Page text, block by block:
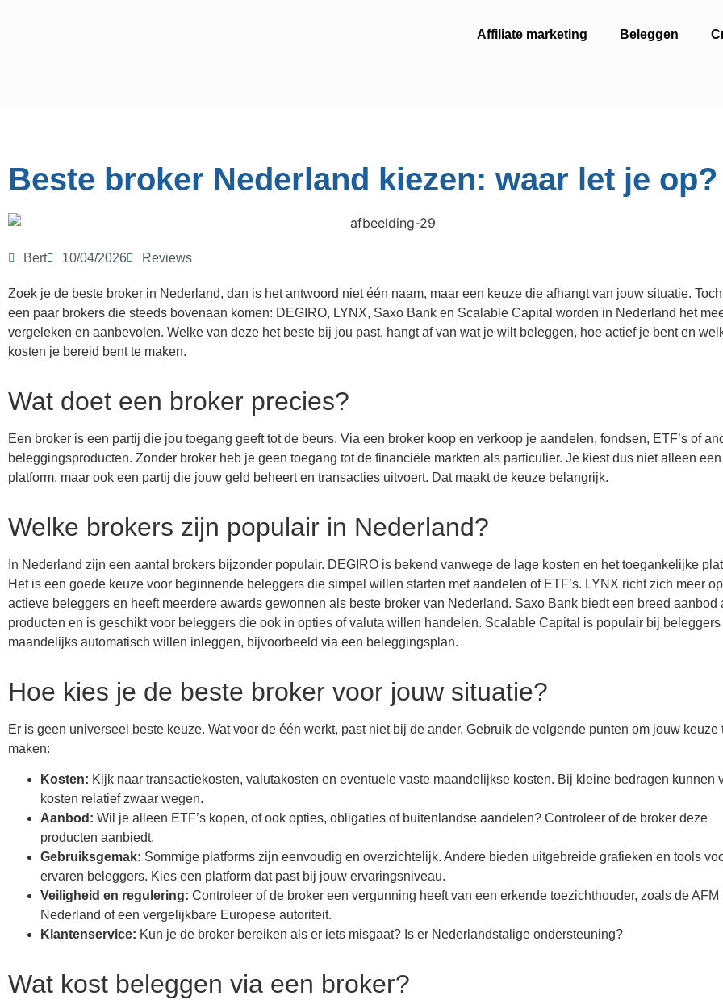
Affiliate marketing Beleggen
Beste broker Nederland kiezen: waar let je op?
Bert 10/04/2026 Reviews
Zoek je de beste broker in Nederland, dan is het antwoord niet één naam, maar een keuze die afhangt van jouw situatie.
een paar brokers die steeds bovenaan komen: DEGIRO, LYNX, Saxo Bank en Scalable Capital worden in Nederland het
vergeleken en aanbevolen. Welke van deze het beste bij jou past, hangt af van wat je wilt beleggen, hoe actief je bent en
kosten je bereid bent te maken.
Wat doet een broker precies?
Een broker is een partij die jou toegang geeft tot de beurs. Via een broker koop en verkoop je aandelen, fondsen, ETF’s of
beleggingsproducten. Zonder broker heb je geen toegang tot de financiële markten als particulier. Je kiest dus niet alleen
platform, maar ook een partij die jouw geld beheert en transacties uitvoert. Dat maakt de keuze belangrijk.
Welke brokers zijn populair in Nederland?
In Nederland zijn een aantal brokers bijzonder populair. DEGIRO is bekend vanwege de lage kosten en het toegankelijke
Het is een goede keuze voor beginnende beleggers die simpel willen starten met aandelen of ETF’s. LYNX richt zich meer op
actieve beleggers en heeft meerdere awards gewonnen als beste broker van Nederland. Saxo Bank biedt een breed aanbod
producten en is geschikt voor beleggers die ook in opties of valuta willen handelen. Scalable Capital is populair bij
maandelijks automatisch willen inleggen, bijvoorbeeld via een beleggingsplan.
Hoe kies je de beste broker voor jouw situatie?
Er is geen universeel beste keuze. Wat voor de één werkt, past niet bij de ander. Gebruik de volgende punten om jouw keuze
maken:
Kosten: Kijk naar transactiekosten, valutakosten en eventuele vaste maandelijkse kosten. Bij kleine bedragen kunnen
kosten relatief zwaar wegen.
Aanbod: Wil je alleen ETF’s kopen, of ook opties, obligaties of buitenlandse aandelen? Controleer of de broker deze
producten aanbiedt.
Gebruiksgemak: Sommige platforms zijn eenvoudig en overzichtelijk. Andere bieden uitgebreide grafieken en tools
ervaren beleggers. Kies een platform dat past bij jouw ervaringsniveau.
Veiligheid en regulering: Controleer of de broker een vergunning heeft van een erkende toezichthouder, zoals de AFM
Nederland of een vergelijkbare Europese autoriteit.
Klantenservice: Kun je de broker bereiken als er iets misgaat? Is er Nederlandstalige ondersteuning?
Wat kost beleggen via een broker?